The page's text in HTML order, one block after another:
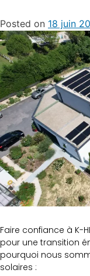
Posted on 18 juin
Faire confiance à K-
pour une transition
pourquoi nous
solaires :